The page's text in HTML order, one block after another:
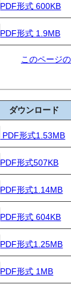
PDF形式 600KB
PDF形式 1.9MB
このページ
ダウンロード
PDF形式1.53MB
PDF形式507KB
PDF形式1.14MB
PDF形式 604KB
PDF形式1.25MB
PDF形式 1MB